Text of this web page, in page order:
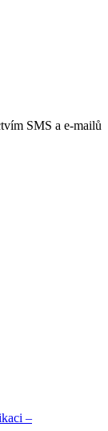
SMS a e-mailů
–